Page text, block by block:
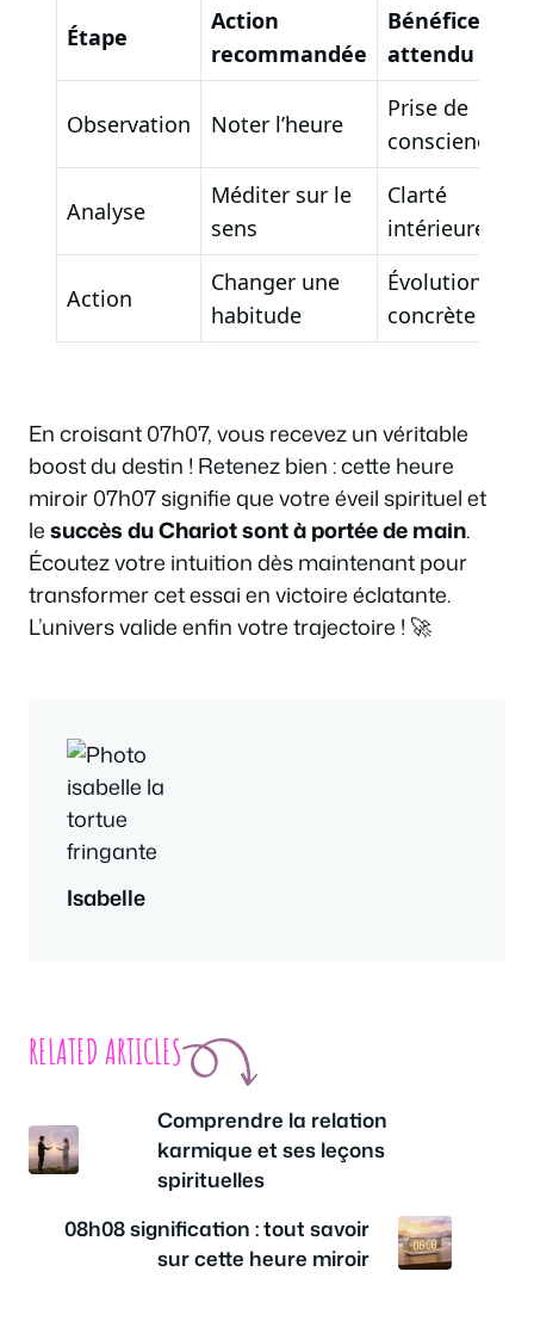
Étape
Action
recommandée
Bénéfice
attendu
Observation Noter l’heure
Prise de
conscience
Analyse
Méditer sur le
sens
Clarté
intérieure
Action
Changer une
habitude
Évolution
concrète
En croisant 07h07, vous recevez un véritable
boost du destin ! Retenez bien : cette heure
miroir 07h07 signifie que votre éveil spirituel et
lesuccès du Chariot sont à portée de main.
Écoutez votre intuition dès maintenant pour
transformer cet essai en victoire éclatante.
L’univers valide enfin votre trajectoire ! 🚀
Isabelle
RELATED ARTICLES
Comprendre la relation
karmique et ses leçons
spirituelles
08h08 signification : tout savoir
sur cette heure miroir